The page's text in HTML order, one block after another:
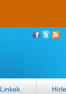
Linkek